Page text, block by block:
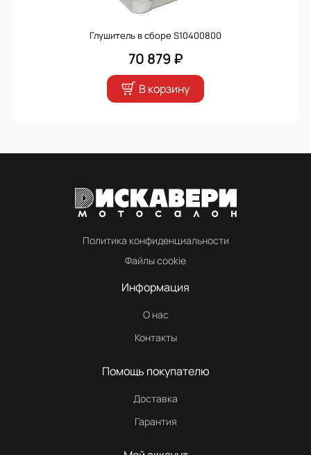
Глушитель в сборе S10400800
70 879 ₽
В корзину
Политика конфиденциальности
Файлы cookie
Информация
О нас
Контакты
Помощь покупателю
Доставка
Гарантия